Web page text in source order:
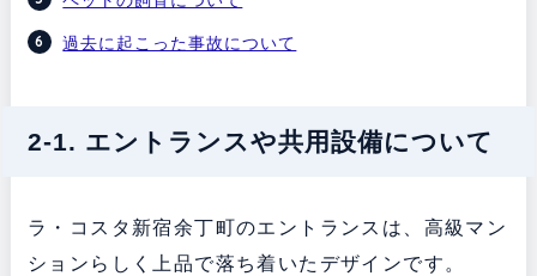
過去に起こった事故について
2-1. エントランスや共用設備について
ラ・コスタ新宿余丁町のエントランスは、高級マン
ションらしく上品で落ち着いたデザインです。